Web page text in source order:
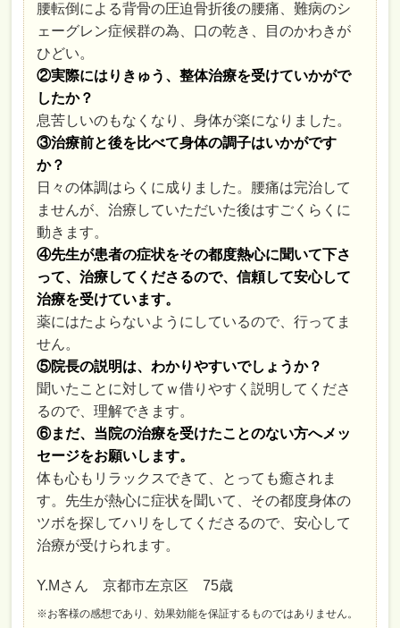
腰転倒による背骨の圧迫骨折後の腰痛、難病のシ
ェーグレン症候群の為、口の乾き、目のかわきが
ひどい。
②実際にはりきゅう、整体治療を受けていかがで
したか？
息苦しいのもなくなり、身体が楽になりました。
③治療前と後を比べて身体の調子はいかがです
か？
日々の体調はらくに成りました。腰痛は完治して
ませんが、治療していただいた後はすごくらくに
動きます。
④先生が患者の症状をその都度熱心に聞いて下さ
って、治療してくださるので、信頼して安心して
治療を受けています。
薬にはたよらないようにしているので、行ってま
せん。
⑤院長の説明は、わかりやすいでしょうか？
聞いたことに対してｗ借りやすく説明してくださ
るので、理解できます。
⑥まだ、当院の治療を受けたことのない方へメッ
セージをお願いします。
体も心もリラックスできて、とっても癒されま
す。先生が熱心に症状を聞いて、その都度身体の
ツボを探してハリをしてくださるので、安心して
治療が受けられます。
Y.Mさん 京都市左京区 75歳
※お客様の感想であり、効果効能を保証するものではありません。